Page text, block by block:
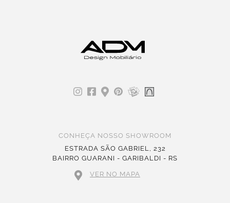
CONHEÇA NOSSO SHOWROOM
ESTRADA SÃO GABRIEL, 232
BAIRRO GUARANI - GARIBALDI - RS
VER NO MAPA